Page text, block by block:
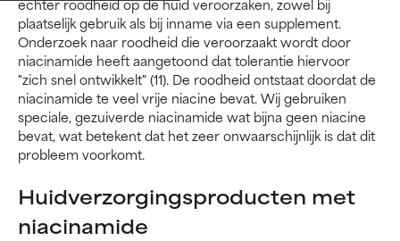
plaatselijk gebruik als bij inname via een supplement.
Onderzoek naar roodheid die veroorzaakt wordt door
niacinamide heeft aangetoond dat tolerantie hiervoor
"zich snel ontwikkelt" (11). De roodheid ontstaat doordat de
niacinamide te veel vrije niacine bevat. Wij gebruiken
speciale, gezuiverde niacinamide wat bijna geen niacine
bevat, wat betekent dat het zeer onwaarschijnlijk is dat dit
probleem voorkomt.
Huidverzorgingsproducten met
niacinamide